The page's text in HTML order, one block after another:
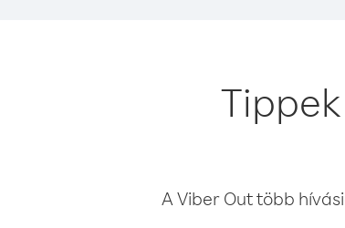
A Viber Out több